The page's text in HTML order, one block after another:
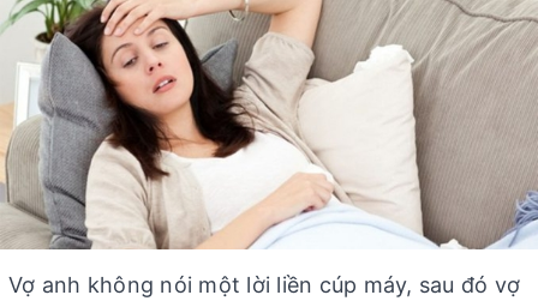
Vợ anh không nói một lời liền cúp máy, sau đó vợ